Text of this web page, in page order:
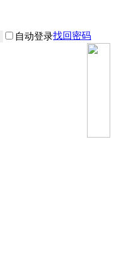
自动登录找回密码